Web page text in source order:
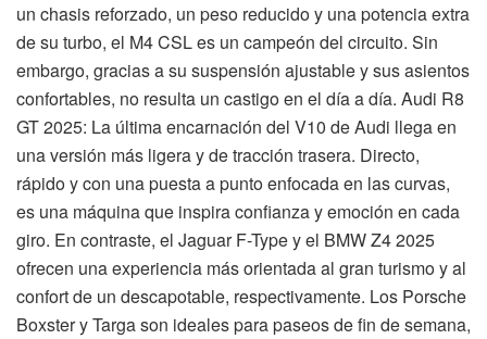
un chasis reforzado, un peso reducido y una potencia extra
de su turbo, el M4 CSL es un campeón del circuito. Sin
embargo, gracias a su suspensión ajustable y sus asientos
confortables, no resulta un castigo en el día a día. Audi R8
GT 2025: La última encarnación del V10 de Audi llega en
una versión más ligera y de tracción trasera. Directo,
rápido y con una puesta a punto enfocada en las curvas,
es una máquina que inspira confianza y emoción en cada
giro. En contraste, el Jaguar F-Type y el BMW Z4 2025
ofrecen una experiencia más orientada al gran turismo y al
confort de un descapotable, respectivamente. Los Porsche
Boxster y Targa son ideales para paseos de fin de semana,